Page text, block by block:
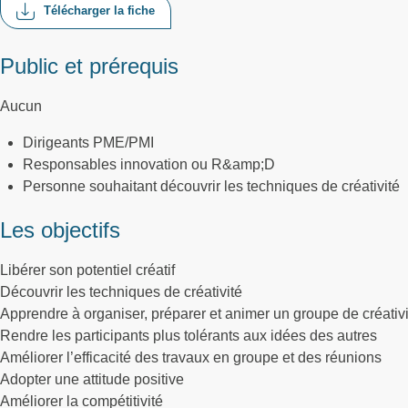
Télécharger la fiche
Public et prérequis
Aucun
Dirigeants PME/PMI
Responsables innovation ou R&amp;D
Personne souhaitant découvrir les techniques de créativité
Les objectifs
Libérer son potentiel créatif
Découvrir les techniques de créativité
Apprendre à organiser, préparer et animer un groupe de
Rendre les participants plus tolérants aux idées des autres
Améliorer l’efficacité des travaux en groupe et des réunions
Adopter une attitude positive
Améliorer la compétitivité